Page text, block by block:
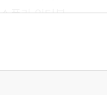
플라 인터뷰
슈토크하우젠 인터